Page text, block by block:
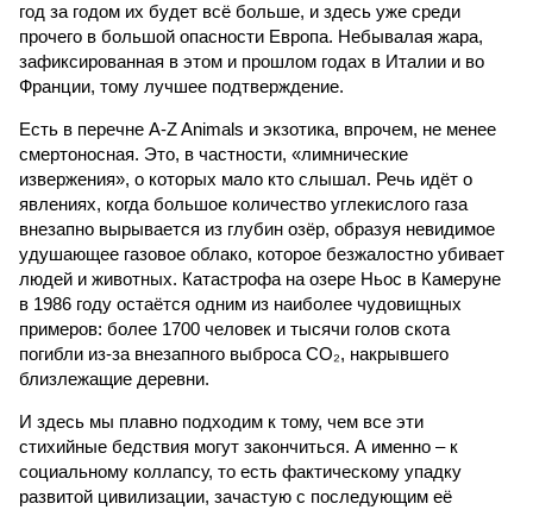
год за годом их будет всё больше, и здесь уже среди
прочего в большой опасности Европа. Небывалая жара,
зафиксированная в этом и прошлом годах в Италии и во
Франции, тому лучшее подтверждение.
Есть в перечне A-Z Animals и экзотика, впрочем, не менее
смертоносная. Это, в частности, «лимнические
извержения», о которых мало кто слышал. Речь идёт о
явлениях, когда большое количество углекислого газа
внезапно вырывается из глубин озёр, образуя невидимое
удушающее газовое облако, которое безжалостно убивает
людей и животных. Катастрофа на озере Ньос в Камеруне
в 1986 году остаётся одним из наиболее чудовищных
примеров: более 1700 человек и тысячи голов скота
погибли из-за внезапного выброса CO₂, накрывшего
близлежащие деревни.
И здесь мы плавно подходим к тому, чем все эти
стихийные бедствия могут закончиться. А именно – к
социальному коллапсу, то есть фактическому упадку
развитой цивилизации, зачастую с последующим её